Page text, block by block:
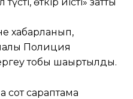
хабарланып,
Полиция
тобы шақыртылды.
сот сараптама